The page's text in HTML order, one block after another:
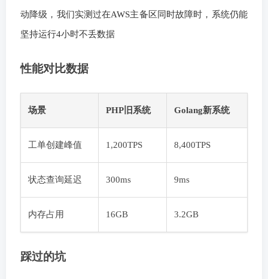
动降级，我们实测过在AWS主备区同时故障时，系统仍能
坚持运行4小时不丢数据
性能对比数据
场景 PHP旧系统 Golang新系统
工单创建峰值 1,200TPS 8,400TPS
状态查询延迟 300ms 9ms
内存占用 16GB 3.2GB
踩过的坑